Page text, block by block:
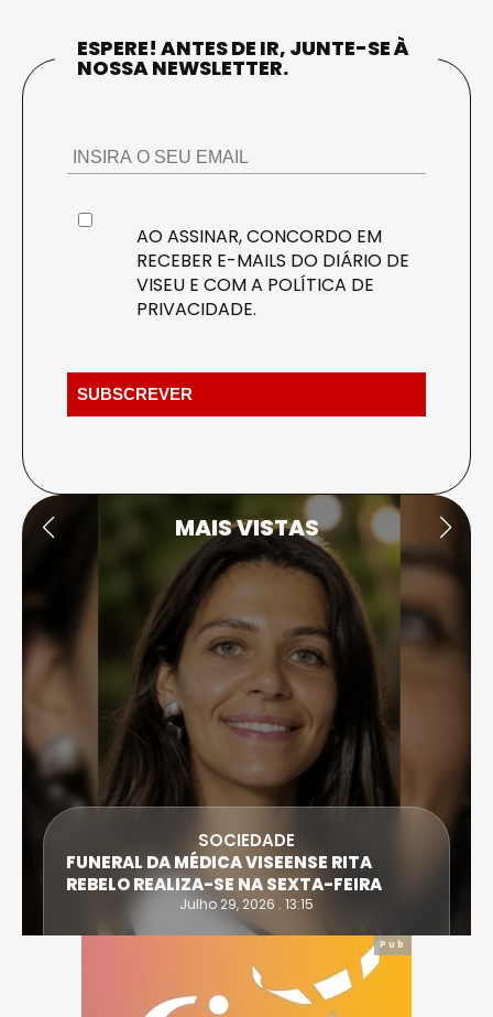
ESPERE! ANTES DE IR, JUNTE-SE À
NOSSA NEWSLETTER.
AO ASSINAR, CONCORDO EM
RECEBER E-MAILS DO DIÁRIO DE
VISEU E COM A POLÍTICA DE
PRIVACIDADE.
MAIS VISTAS
SOCIEDADE
FUNERAL DA MÉDICA VISEENSE RITA
REBELO REALIZA-SE NA SEXTA-FEIRA
Julho 29, 2026 . 13:15
Pub